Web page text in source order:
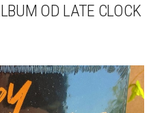
OD LATE CLOCK